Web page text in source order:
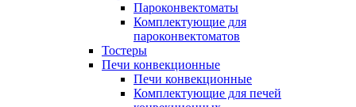
Пароконвектоматы
Комплектующие для
пароконвектоматов
Тостеры
Печи конвекционные
Печи конвекционные
Комплектующие для печей